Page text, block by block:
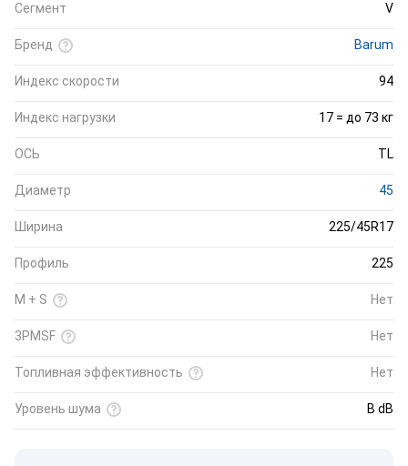
Сегмент V
Бренд Barum
Индекс скорости 94
Индекс нагрузки 17 = до 73 кг
ОСЬ TL
Диаметр 45
Ширина 225/45R17
Профиль 225
M + S Нет
3PMSF Нет
Топливная эффективность Нет
Уровень шума B dB